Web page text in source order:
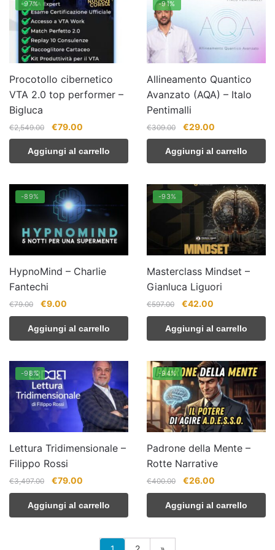
-97%
Procotollo cibernetico
VTA 2.0 top performer –
Bigluca
€2,549.00
Il
prezzo
originale
era:
€79.00
prezzo
attuale
è:
Aggiungi al carrello
-91%
Allineamento Quantico
Avanzato (AQA) – Italo
Pentimalli
€309.00
Il
prezzo
originale
era:
€29.00
prezzo
attuale
è:
Aggiungi al carrello
-89%
HypnoMind – Charlie
Fantechi
€79.00
Il
prezzo
originale
era:
€9.00
prezzo
attuale
è:
Aggiungi al carrello
-93%
Masterclass Mindset –
Gianluca Liguori
€597.00
Il
prezzo
originale
era:
€42.00
prezzo
attuale
è:
Aggiungi al carrello
-98%
Lettura Tridimensionale –
Filippo Rossi
€3,497.00
Il
prezzo
originale
era:
€79.00
prezzo
attuale
è:
Aggiungi al carrello
-94%
Padrone della Mente –
Rotte Narrative
€400.00
Il
prezzo
originale
era:
€26.00
prezzo
attuale
è:
Aggiungi al carrello